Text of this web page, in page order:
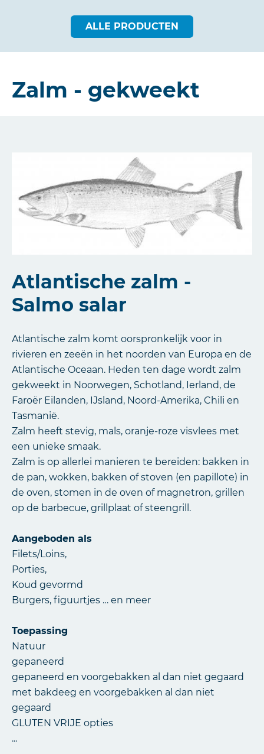
ALLE PRODUCTEN
Zalm - gekweekt
Atlantische zalm -
Salmo salar
Atlantische zalm komt oorspronkelijk voor in
rivieren en zeeën in het noorden van Europa en de
Atlantische Oceaan. Heden ten dage wordt zalm
gekweekt in Noorwegen, Schotland, Ierland, de
Faroër Eilanden, IJsland, Noord-Amerika, Chili en
Tasmanië.
Zalm heeft stevig, mals, oranje-roze visvlees met
een unieke smaak.
Zalm is op allerlei manieren te bereiden: bakken in
de pan, wokken, bakken of stoven (en papillote) in
de oven, stomen in de oven of magnetron, grillen
op de barbecue, grillplaat of steengrill.
Aangeboden als
Filets/Loins,
Porties,
Koud gevormd
Burgers, figuurtjes … en meer
Toepassing
Natuur
gepaneerd
gepaneerd en voorgebakken al dan niet gegaard
met bakdeeg en voorgebakken al dan niet
gegaard
GLUTEN VRIJE opties
...